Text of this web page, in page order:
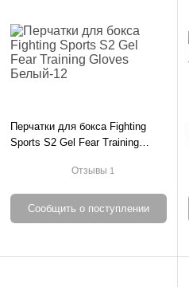
Перчатки для бокса Fighting
Sports S2 Gel Fear Training
Отзывы 1
Сообщить о поступлении